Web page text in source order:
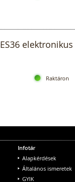
elektronikus
Raktáron
Infotár
Alapkérdések
Általános ismeretek
GYIK